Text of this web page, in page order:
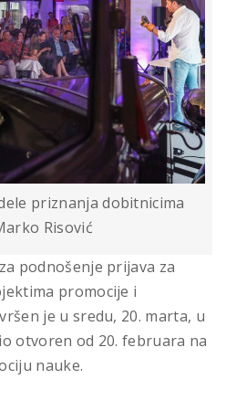
priznanja dobitnicima
Risović
podnošenje prijava za
promocije i
je u sredu, 20. marta, u
otvoren od 20. februara na
nauke.